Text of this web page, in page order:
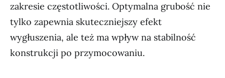
zakresie częstotliwości. Optymalna grubość nie
tylko zapewnia skuteczniejszy efekt
wygłuszenia, ale też ma wpływ na stabilność
konstrukcji po przymocowaniu.